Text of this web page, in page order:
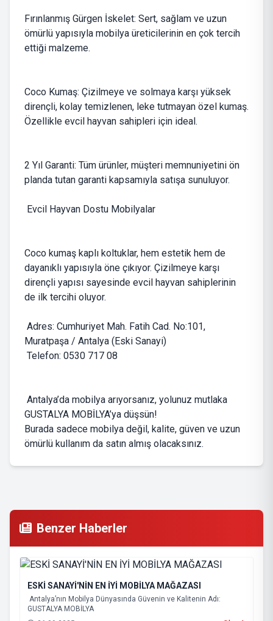
Fırınlanmış Gürgen İskelet: Sert, sağlam ve uzun
ömürlü yapısıyla mobilya üreticilerinin en çok tercih
ettiği malzeme.
Coco Kumaş: Çizilmeye ve solmaya karşı yüksek
dirençli, kolay temizlenen, leke tutmayan özel kumaş.
Özellikle evcil hayvan sahipleri için ideal.
2 Yıl Garanti: Tüm ürünler, müşteri memnuniyetini ön
planda tutan garanti kapsamıyla satışa sunuluyor.
Evcil Hayvan Dostu Mobilyalar
Coco kumaş kaplı koltuklar, hem estetik hem de
dayanıklı yapısıyla öne çıkıyor. Çizilmeye karşı
dirençli yapısı sayesinde evcil hayvan sahiplerinin
de ilk tercihi oluyor.
Adres: Cumhuriyet Mah. Fatih Cad. No:101,
Muratpaşa / Antalya (Eski Sanayi)
Telefon: 0530 717 08
Antalya’da mobilya arıyorsanız, yolunuz mutlaka
GUSTALYA MOBİLYA’ya düşsün!
Burada sadece mobilya değil, kalite, güven ve uzun
ömürlü kullanım da satın almış olacaksınız.
Benzer Haberler
ESKİ SANAYİ'NİN EN İYİ MOBİLYA MAĞAZASI
Antalya’nın Mobilya Dünyasında Güvenin ve Kalitenin Adı:
GUSTALYA MOBİLYA